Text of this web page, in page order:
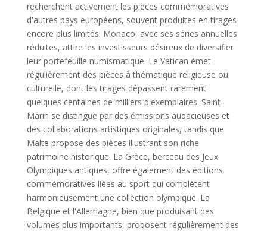
recherchent activement les pièces commémoratives
d'autres pays européens, souvent produites en tirages
encore plus limités. Monaco, avec ses séries annuelles
réduites, attire les investisseurs désireux de diversifier
leur portefeuille numismatique. Le Vatican émet
régulièrement des pièces à thématique religieuse ou
culturelle, dont les tirages dépassent rarement
quelques centaines de milliers d'exemplaires. Saint-
Marin se distingue par des émissions audacieuses et
des collaborations artistiques originales, tandis que
Malte propose des pièces illustrant son riche
patrimoine historique. La Grèce, berceau des Jeux
Olympiques antiques, offre également des éditions
commémoratives liées au sport qui complètent
harmonieusement une collection olympique. La
Belgique et l'Allemagne, bien que produisant des
volumes plus importants, proposent régulièrement des